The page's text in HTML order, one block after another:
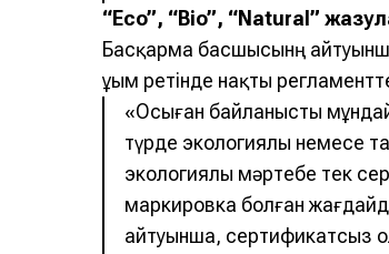
“Eco”, “Bio”, “Natural”
Басқарма басшысынң
ұғым ретінде нақты
«Осыған байланысты
түрде экологиялық немесе
экологиялық мәртебе тек
маркировка болған
айтуынша, сертификатсыз